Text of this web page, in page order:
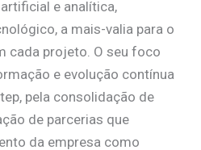
e analítica,
a mais-valia para o
cada projeto. O seu foco
e evolução contínua
pela consolidação de
de parcerias que
da empresa como